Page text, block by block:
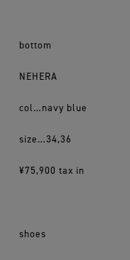
bottom
NEHERA
col…navy blue
size…34,36
¥75,900 tax in
shoes